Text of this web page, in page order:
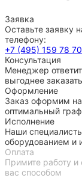
Заявка
Оставьте заявку
телефону:
+7 (495) 159 78 70
Консультация
Менеджер
выгоднее
Оформление
Заказ оформим
оптимальный
Исполнение
Наши
оборудованием и
Оплата
Примите работу
вас способом